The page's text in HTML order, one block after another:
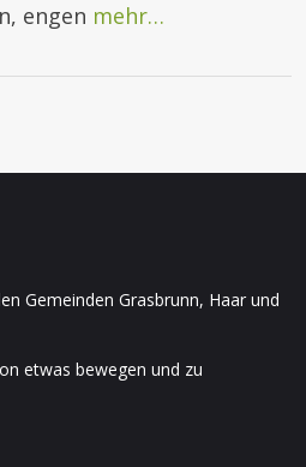
engen mehr…
Gemeinden Grasbrunn, Haar und
etwas bewegen und zu